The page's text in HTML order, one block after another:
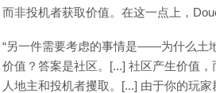
而非投机者获取价值。在这一点上，
“另一件需要考虑的事情是——为什么土
价值？答案是社区。[...] 社区产生价值
人地主和投机者攫取。[...] 由于你的玩